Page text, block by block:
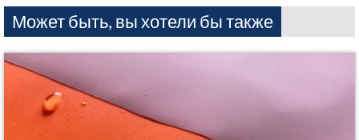
Может быть, вы хотели бы также